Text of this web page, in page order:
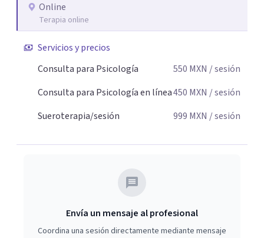
Online
Terapia online
Servicios y precios
Consulta para Psicología
550 MXN / sesión
Consulta para Psicología en línea450 MXN / sesión
Sueroterapia/sesión
999 MXN / sesión
Envía un mensaje al profesional
Coordina una sesión directamente mediante mensaje